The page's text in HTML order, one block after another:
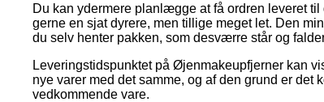
Du kan ydermere planlægge at få ordren leveret
gerne en sjat dyrere, men tillige meget let. Den
du selv henter pakken, som desværre står og
Leveringstidspunktet på Øjenmakeupfjerner kan
nye varer med det samme, og af den grund er
vedkommende vare.